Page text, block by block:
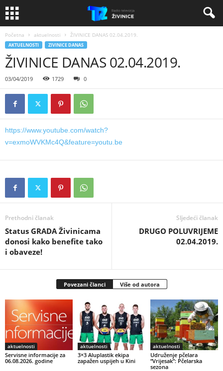
Početna aktuelnosti ŽIVINICE DANAS 02.04.2019.
AKTUELNOSTI ZIVINICE DANAS
ŽIVINICE DANAS 02.04.2019.
03/04/2019 1729 0
https://www.youtube.com/watch?
v=exmoWVKMc4Q&feature=youtu.be
Prethodni članak
Status GRADA Živinicama
donosi kako benefite tako
i obaveze!
Sljedeći članak
DRUGO POLUVRIJEME
02.04.2019.
Povezani članci Više od autora
aktuelnosti
Servisne informacije za
06.08.2026. godine
aktuelnosti
3×3 Aluplastik ekipa
zapažen uspijeh u Kini
aktuelnosti
Udruženje pčelara
“Vrijesak”: Pčelarska
sezona